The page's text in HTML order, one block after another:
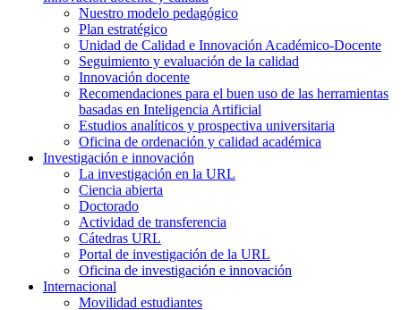
Nuestro modelo pedagógico
Plan estratégico
Unidad de Calidad e Innovación Académico-Docente
Seguimiento y evaluación de la calidad
Innovación docente
Recomendaciones para el buen uso de las herramientas
basadas en Inteligencia Artificial
Estudios analíticos y prospectiva universitaria
Oficina de ordenación y calidad académica
Investigación e innovación
La investigación en la URL
Ciencia abierta
Doctorado
Actividad de transferencia
Cátedras URL
Portal de investigación de la URL
Oficina de investigación e innovación
Internacional
Movilidad estudiantes